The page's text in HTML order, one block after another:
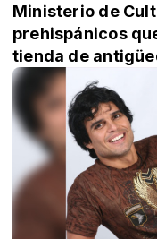
Ministerio de
prehispánicos
tienda de